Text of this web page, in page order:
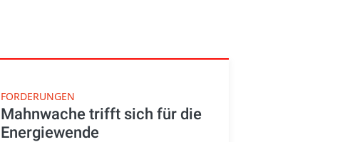
FORDERUNGEN
Mahnwache trifft sich für die
Energiewende